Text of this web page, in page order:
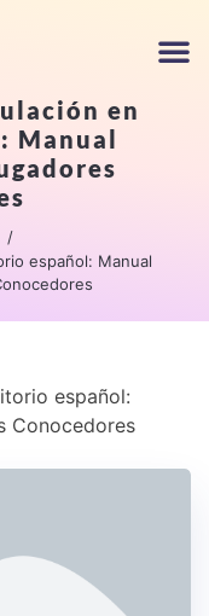
en
Manual
español: Manual
español:
Conocedores